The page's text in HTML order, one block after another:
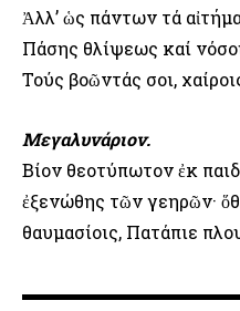
Ἀλλ’ ὡς πάντων τά
Πάσης θλίψεως καί
Τούς βοῶντάς σοι,
Μεγαλυνάριον.
Βίον θεοτύπωτον ἐκ
ἐξενώθης τῶν γεηρῶν·
θαυμασίοις, Πατάπιε